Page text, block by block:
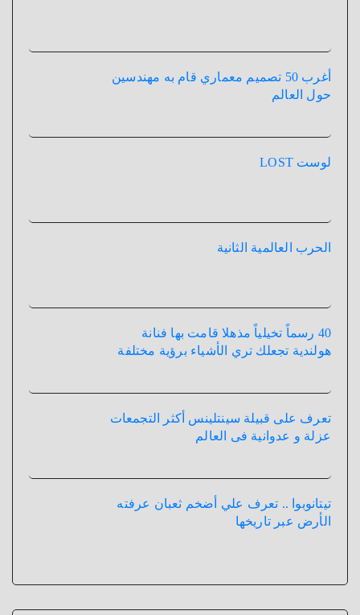
أغرب 50 تصميم معماري قام به مهندسين
حول العالم
لوست LOST
الحرب العالمية الثانية
40 رسماً تخيلياً مذهلا قامت بها فنانة
هولندية تجعلك تري الأشياء برؤية مختلفة
تعرف على قبيلة سينتلينس أكثر التجمعات
عزلة و عدوانية فى العالم
تيتانوبوا .. تعرف علي أضخم ثعبان عرفته
الأرض عبر تاريخها